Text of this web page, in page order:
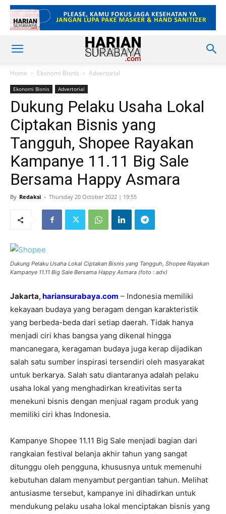
Home Ekonomi Bisnis Advertorial
Ekonomi Bisnis Advertorial
Dukung Pelaku Usaha Lokal
Ciptakan Bisnis yang
Tangguh, Shopee Rayakan
Kampanye 11.11 Big Sale
Bersama Happy Asmara
By Redaksi - Thursday 20 October 2022 | 19:55
Dukung Pelaku Usaha Lokal Ciptakan Bisnis yang Tangguh, Shopee Rayakan
Kampanye 11.11 Big Sale Bersama Happy Asmara (foto : adv)
Jakarta,hariansurabaya.com – Indonesia memiliki
kekayaan budaya yang beragam dengan karakteristik
yang berbeda-beda dari setiap daerah. Tidak hanya
menjadi ciri khas bangsa yang dikenal hingga
mancanegara, keragaman budaya juga kerap dijadikan
salah satu sumber inspirasi tersendiri oleh masyarakat
untuk berkarya. Salah satu diantaranya adalah pelaku
usaha lokal yang menghadirkan kreativitas serta
menekuni bisnis dengan menjual ragam produk yang
memiliki ciri khas Indonesia.
Kampanye Shopee 11.11 Big Sale menjadi bagian dari
rangkaian festival belanja akhir tahun yang sangat
ditunggu oleh pengguna, khususnya untuk memenuhi
kebutuhan dalam menyambut pergantian tahun. Melihat
antusiasme tersebut, kampanye ini dihadirkan untuk
mendukung pelaku usaha lokal menciptakan bisnis yang